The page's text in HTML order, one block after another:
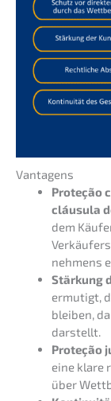
Vanta­gens
Prote­ção
cláusu­la
dem
neh­mens
Stärkung
ermutigt,
bleiben,
darstellt.
Prote­ção
eine klare
über